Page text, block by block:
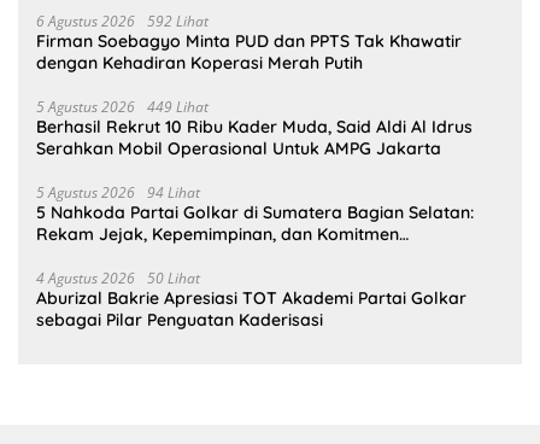
6 Agustus 2026 592 Lihat
Firman Soebagyo Minta PUD dan PPTS Tak Khawatir
dengan Kehadiran Koperasi Merah Putih
5 Agustus 2026 449 Lihat
Berhasil Rekrut 10 Ribu Kader Muda, Said Aldi Al Idrus
Serahkan Mobil Operasional Untuk AMPG Jakarta
5 Agustus 2026 94 Lihat
5 Nahkoda Partai Golkar di Sumatera Bagian Selatan:
Rekam Jejak, Kepemimpinan, dan Komitmen
4 Agustus 2026 50 Lihat
Aburizal Bakrie Apresiasi TOT Akademi Partai Golkar
sebagai Pilar Penguatan Kaderisasi